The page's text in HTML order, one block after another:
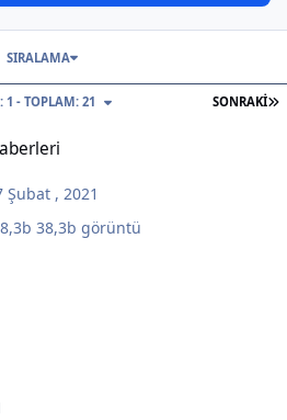
SONRAKI
1 - TOPLAM: 21
SIRALAMA
Şubat , 2021
38,3b görüntü